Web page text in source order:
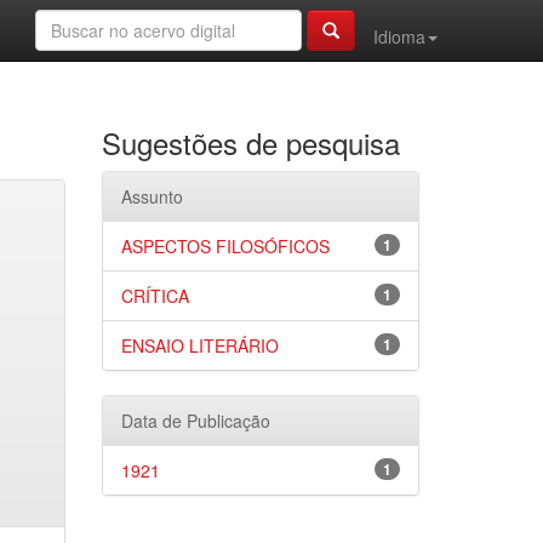
Idioma
Sugestões de pesquisa
Assunto
1
ASPECTOS FILOSÓFICOS
1
CRÍTICA
1
ENSAIO LITERÁRIO
Data de Publicação
1
1921